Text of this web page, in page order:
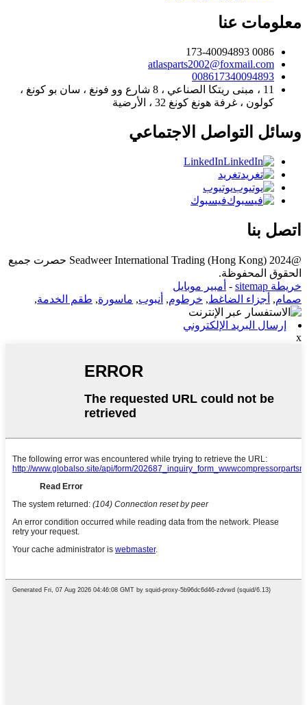
معلومات عنا
0086 173-40094893
atlasparts2002@foxmail.com
008617340094893
11 ، مبنى ريتكا الصناعي ، 8 شارع وو فونغ ، سان بو كونغ ،
كولون ، غرفة هونغ كونغ 32 ، الأرضية
وسائل التواصل الاجتماعي
LinkedIn
تغريد
يوتيوب
فيسبوك
اتصل بنا
@2024 Seadweer International Trading (Hong Kong) حصرت جميع
الحقوق المحفوظة.
خريطة sitemap
- أمبير موبايل
صمام, أجزاء الضاغط, خرطوم, أنبوب, ماسورة, طقم الخدمة,
إرسال البريد الإلكتروني
x